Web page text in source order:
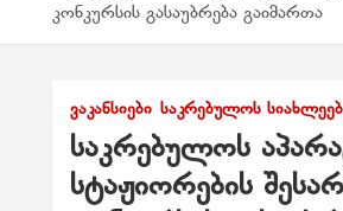
კონკურსის გასაუბრება გაიმართა
ᲕᲐᲙᲐᲜᲡᲘᲔᲑᲘ ᲡᲐᲙᲠᲔᲑᲣᲚᲝᲡ
საკრებულოს
სტაჟიორების